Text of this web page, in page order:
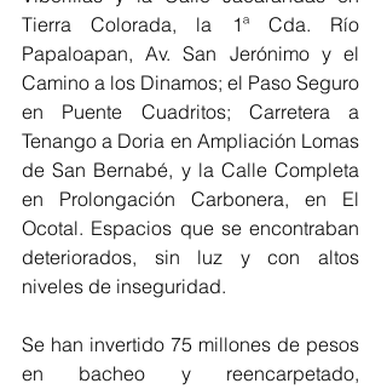
Tierra Colorada, la 1ª Cda. Río
Papaloapan, Av. San Jerónimo y el
Camino a los Dinamos; el Paso Seguro
en Puente Cuadritos; Carretera a
Tenango a Doria en Ampliación Lomas
de San Bernabé, y la Calle Completa
en Prolongación Carbonera, en El
Ocotal. Espacios que se encontraban
deteriorados, sin luz y con altos
niveles de inseguridad.
Se han invertido 75 millones de pesos
en bacheo y reencarpetado,